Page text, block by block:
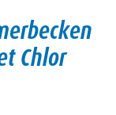
Chlor